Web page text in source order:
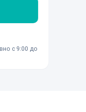
с 9:00 до